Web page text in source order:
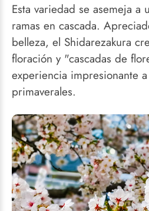
Esta variedad se asemeja a
ramas en cascada.
belleza, el Shidarezakura
floración y "cascadas de
experiencia impresionante
primaverales.